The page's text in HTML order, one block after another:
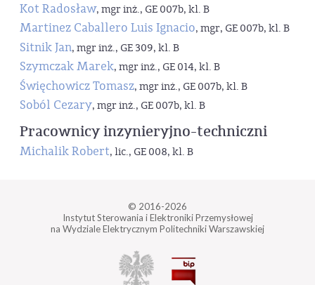
Kot Radosław, mgr inż., GE 007b, kl. B
Martinez Caballero Luis Ignacio, mgr, GE 007b, kl. B
Sitnik Jan, mgr inż., GE 309, kl. B
Szymczak Marek, mgr inż., GE 014, kl. B
Święchowicz Tomasz, mgr inż., GE 007b, kl. B
Soból Cezary, mgr inż., GE 007b, kl. B
Pracownicy inzynieryjno-techniczni
Michalik Robert, lic., GE 008, kl. B
© 2016-2026
Instytut Sterowania i Elektroniki Przemysłowej
na Wydziale Elektrycznym Politechniki Warszawskiej